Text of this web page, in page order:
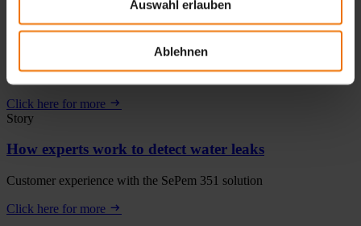
Auswahl erlauben
Ablehnen
Hydrophones in water leak detection
Click here for more
Story
How experts work to detect water leaks
Customer experience with the SePem 351 solution
Click here for more